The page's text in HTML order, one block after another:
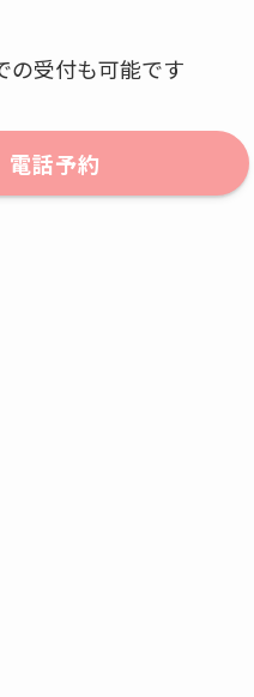
の受付も可能です
電話予約